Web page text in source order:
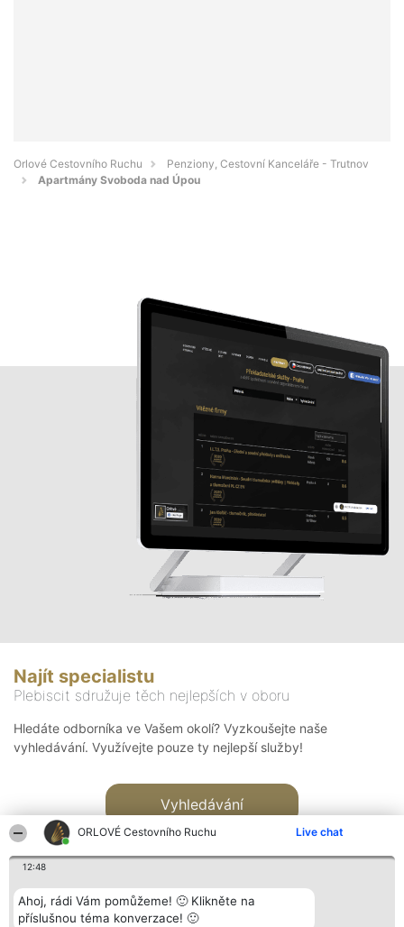
ORLOVÉ Cestovního Ruchu Live chat
12:48
Ahoj, rádi Vám pomůžeme! 🙂 Klikněte na
příslušnou téma konverzace! 🙂
Orlové Cestovního Ruchu
Penziony, Cestovní Kanceláře - Trutnov
Apartmány Svoboda nad Úpou
Najít specialistu
Plebiscit sdružuje těch nejlepších v oboru
Hledáte odborníka ve Vašem okolí? Vyzkoušejte naše
vyhledávání. Využívejte pouze ty nejlepší služby!
Vyhledávání